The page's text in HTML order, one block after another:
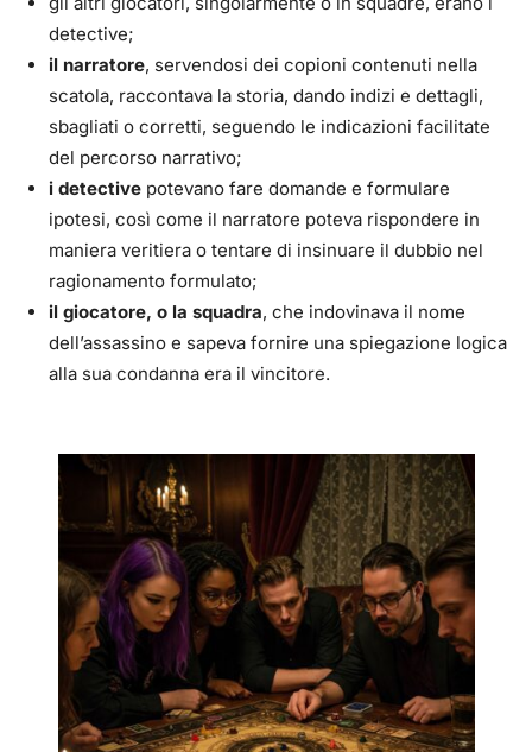
detective;
il narratore, servendosi dei copioni contenuti nella
scatola, raccontava la storia, dando indizi e dettagli,
sbagliati o corretti, seguendo le indicazioni facilitate
del percorso narrativo;
i detective potevano fare domande e formulare
ipotesi, così come il narratore poteva rispondere in
maniera veritiera o tentare di insinuare il dubbio nel
ragionamento formulato;
il giocatore, o la squadra, che indovinava il nome
dell’assassino e sapeva fornire una spiegazione logica
alla sua condanna era il vincitore.